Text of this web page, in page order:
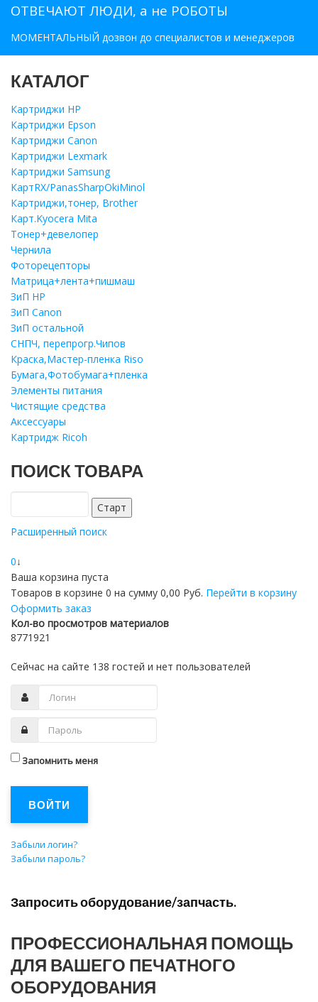
ОТВЕЧАЮТ ЛЮДИ, а не РОБОТЫ
МОМЕНТАЛЬНЫЙ дозвон до специалистов и менеджеров
КАТАЛОГ
Картриджи HP
Картриджи Epson
Картриджи Canon
Картриджи Lexmark
Картриджи Samsung
КартRX/PanasSharpOkiMinol
Картриджи,тонер, Brother
Карт.Kyocera Mita
Тонер+девелопер
Чернила
Фоторецепторы
Матрица+лента+пишмаш
ЗиП HP
ЗиП Саnon
ЗиП остальной
СНПЧ, перепрогр.Чипов
Краска,Мастер-пленка Riso
Бумага,Фотобумага+пленка
Элементы питания
Чистящие средства
Аксессуары
Картридж Ricoh
ПОИСК ТОВАРА
Расширенный поиск
0↓
Ваша корзина пуста
Товаров в корзине 0 на сумму 0,00 Руб. Перейти в корзину
Оформить заказ
Кол-во просмотров материалов
8771921
Сейчас на сайте 138 гостей и нет пользователей
Запомнить меня
ВОЙТИ
Забыли логин?
Забыли пароль?
Запросить оборудование/запчасть.
ПРОФЕССИОНАЛЬНАЯ ПОМОЩЬ
ДЛЯ ВАШЕГО ПЕЧАТНОГО
ОБОРУДОВАНИЯ